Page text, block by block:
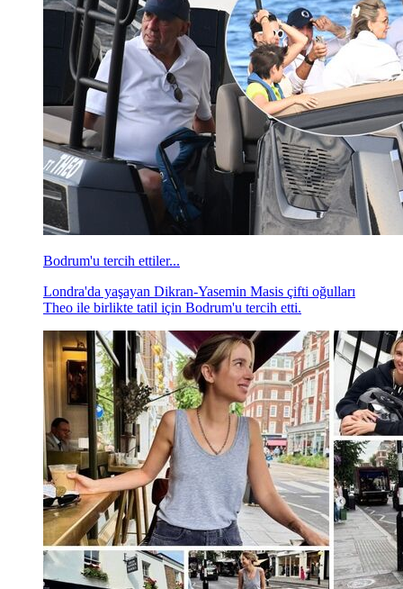
Bodrum'u tercih ettiler...
Londra'da yaşayan Dikran-Yasemin Masis çifti oğulları
Theo ile birlikte tatil için Bodrum'u tercih etti.